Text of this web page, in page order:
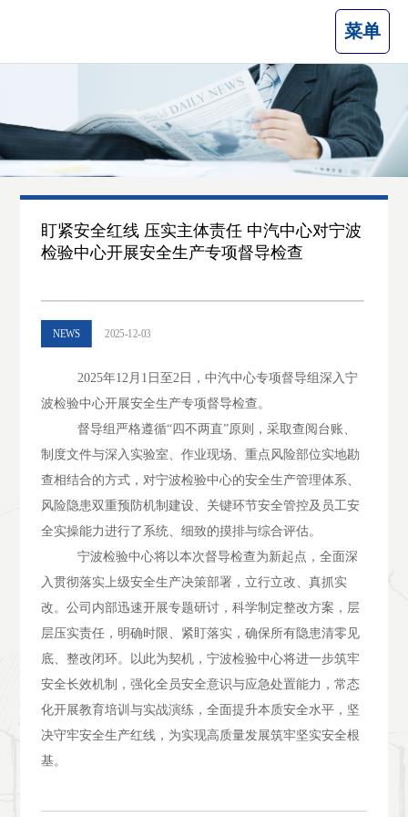
菜单
盯紧安全红线 压实主体责任 中汽中心对宁波
检验中心开展安全生产专项督导检查
NEWS 2025-12-03
2025年12月1日至2日，中汽中心专项督导组深入宁
波检验中心开展安全生产专项督导检查。
督导组严格遵循“四不两直”原则，采取查阅台账、
制度文件与深入实验室、作业现场、重点风险部位实地勘
查相结合的方式，对宁波检验中心的安全生产管理体系、
风险隐患双重预防机制建设、关键环节安全管控及员工安
全实操能力进行了系统、细致的摸排与综合评估。
宁波检验中心将以本次督导检查为新起点，全面深
入贯彻落实上级安全生产决策部署，立行立改、真抓实
改。公司内部迅速开展专题研讨，科学制定整改方案，层
层压实责任，明确时限、紧盯落实，确保所有隐患清零见
底、整改闭环。以此为契机，宁波检验中心将进一步筑牢
安全长效机制，强化全员安全意识与应急处置能力，常态
化开展教育培训与实战演练，全面提升本质安全水平，坚
决守牢安全生产红线，为实现高质量发展筑牢坚实安全根
基。